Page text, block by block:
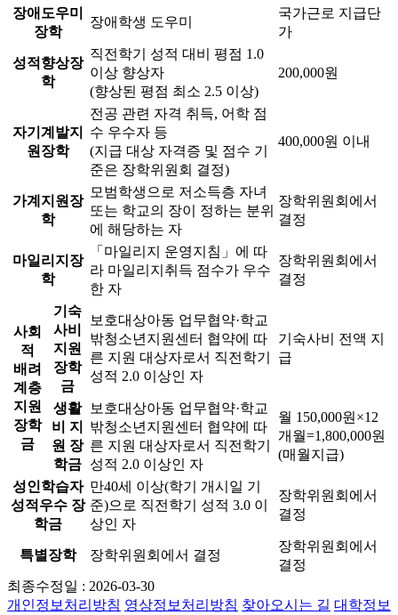
장애도우미
장학
장애학생 도우미
국가근로 지급단
가
성적향상장
학
직전학기 성적 대비 평점 1.0
이상 향상자
(향상된 평점 최소 2.5 이상)
200,000원
자기계발지
원장학
전공 관련 자격 취득, 어학 점
수 우수자 등
(지급 대상 자격증 및 점수 기
준은 장학위원회 결정)
400,000원 이내
가계지원장
학
모범학생으로 저소득층 자녀
또는 학교의 장이 정하는 분위
에 해당하는 자
장학위원회에서
결정
마일리지장
학
「마일리지 운영지침」에 따
라 마일리지취득 점수가 우수
한 자
장학위원회에서
결정
사회
적
배려
계층
지원
장학
금
기숙
사비
지원
장학
금
보호대상아동 업무협약·학교
밖청소년지원센터 협약에 따
른 지원 대상자로서 직전학기
성적 2.0 이상인 자
기숙사비 전액 지
급
생활
비 지
원 장
학금
보호대상아동 업무협약·학교
밖청소년지원센터 협약에 따
른 지원 대상자로서 직전학기
성적 2.0 이상인 자
월 150,000원×12
개월=1,800,000원
(매월지급)
성인학습자
성적우수 장
학금
만40세 이상(학기 개시일 기
준)으로 직전학기 성적 3.0 이
상인 자
장학위원회에서
결정
특별장학 장학위원회에서 결정
장학위원회에서
결정
최종수정일 : 2026-03-30
개인정보처리방침 영상정보처리방침 찾아오시는 길 대학정보